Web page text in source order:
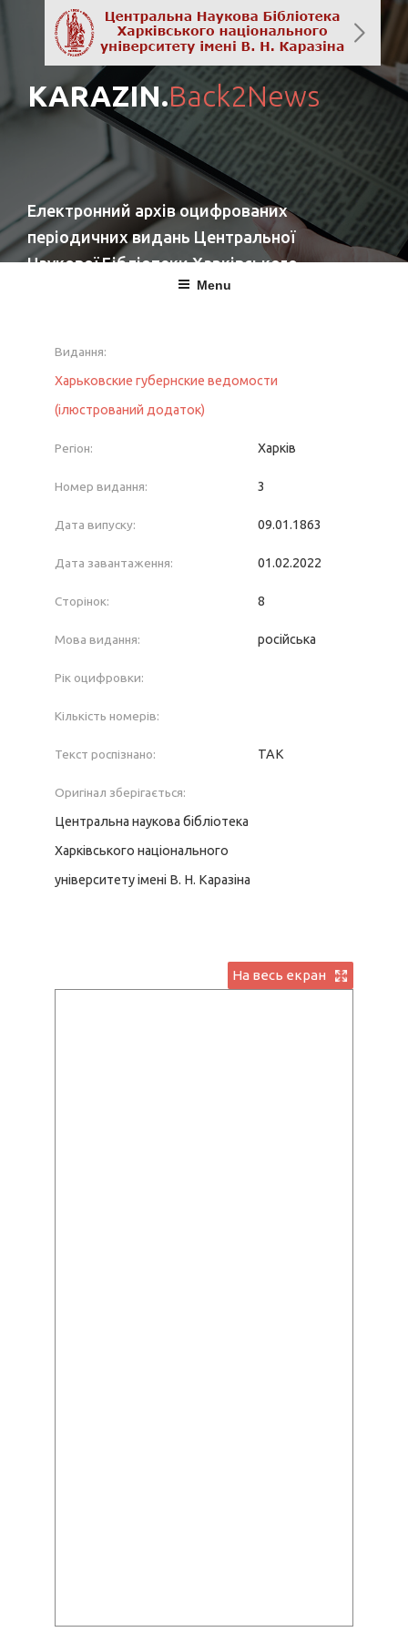
KARAZIN.Back2News
Електронний архів оцифрованих
періодичних видань Центральної
Наукової Бібліотеки Харківського
національного університету імені
повернутись
Menu
Видання:
Харьковские губернские ведомости
(ілюстрований додаток)
Регіон: Харків
Номер видання: 3
Дата випуску: 09.01.1863
Дата завантаження: 01.02.2022
Сторінок: 8
Мова видання: російська
Рік оцифровки:
Кількість номерів:
Текст роспізнано: ТАК
Оригінал зберігається:
Центральна наукова бібліотека
Харківського національного
університету імені В. Н. Каразіна
На весь екран